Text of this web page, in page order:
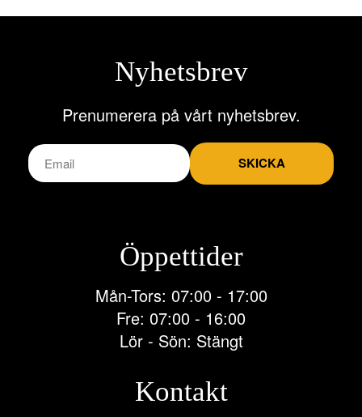
alternativen
produktsidan
Nyhetsbrev
Prenumerera på vårt nyhetsbrev.
SKICKA
Öppettider
Mån-Tors: 07:00 - 17:00
Fre: 07:00 - 16:00
Lör - Sön: Stängt
Kontakt